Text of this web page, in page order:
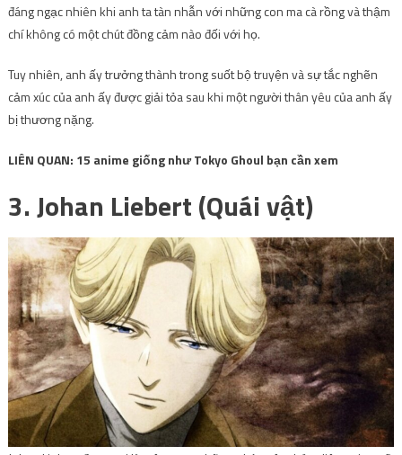
đáng ngạc nhiên khi anh ta tàn nhẫn với những con ma cà rồng và thậm
chí không có một chút đồng cảm nào đối với họ.
Tuy nhiên, anh ấy trưởng thành trong suốt bộ truyện và sự tắc nghẽn
cảm xúc của anh ấy được giải tỏa sau khi một người thân yêu của anh ấy
bị thương nặng.
LIÊN QUAN: 15 anime giống như Tokyo Ghoul bạn cần xem
3. Johan Liebert (Quái vật)